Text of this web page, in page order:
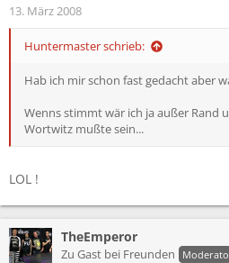
13. März 2008
Huntermaster schrieb:
Hab ich mir schon fast gedacht aber
Wenns stimmt wär ich ja außer Rand
Wortwitz mußte sein...
LOL !
TheEmperor
Zu Gast bei Freunden